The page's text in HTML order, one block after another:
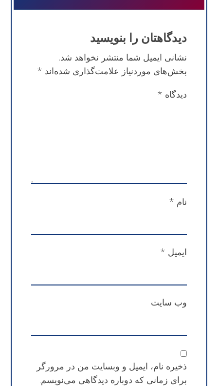
دیدگاهتان را بنویسید
نشانی ایمیل شما منتشر نخواهد شد.
بخش‌های موردنیاز علامت‌گذاری شده‌اند *
دیدگاه *
نام *
ایمیل *
وب‌ سایت
ذخیره نام، ایمیل و وبسایت من در مرورگر
برای زمانی که دوباره دیدگاهی می‌نویسم.